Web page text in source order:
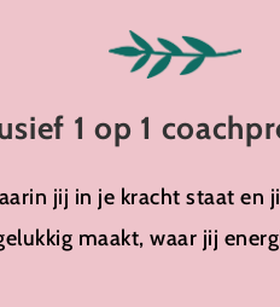
1 op 1
jij in je kracht staat en
maakt, waar jij